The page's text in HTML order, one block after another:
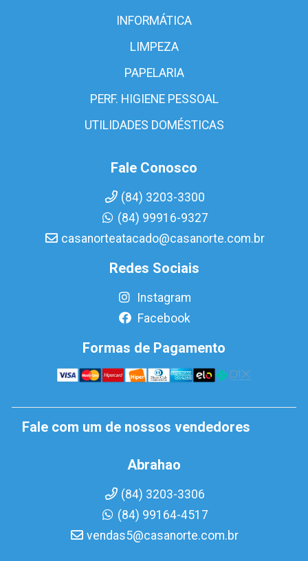
INFORMÁTICA
LIMPEZA
PAPELARIA
PERF. HIGIENE PESSOAL
UTILIDADES DOMÉSTICAS
Fale Conosco
(84) 3203-3300
(84) 99916-9327
casanorteatacado@casanorte.com.br
Redes Sociais
Instagram
Facebook
Formas de Pagamento
Fale com um de nossos vendedores
Abrahao
(84) 3203-3306
(84) 99164-4517
vendas5@casanorte.com.br